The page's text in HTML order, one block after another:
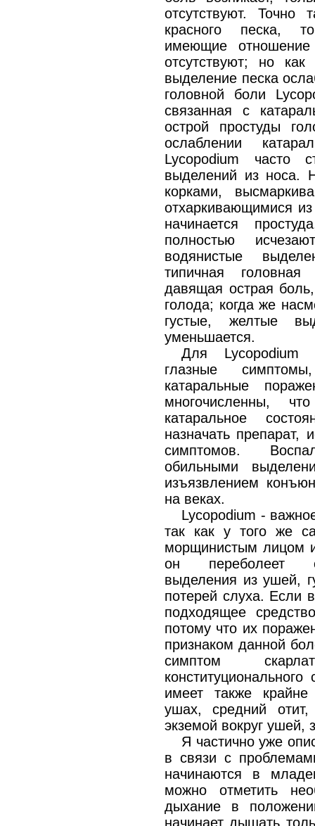
отсутствуют.
красного песка,
имеющие
отсутствуют; но как
выделение песка
головной боли
связанная с
острой простуды
ослаблении
Lycopodium часто
выделений из носа.
корками,
отхаркивающимися из
начинается
полностью
водянистые
типичная
давящая острая
голода; когда же
густые, желтые
уменьшается.
Для Lycopodium
глазные
катаральные
многочисленны,
катаральное
назначать препарат,
симптомов.
обильными
изъязвлением
на веках.
Lycopodium -
так как у того же
морщинистым лицом
он переболеет
выделения из ушей,
потерей слуха. Если
подходящее
потому что их
признаком данной
симптом
имеет также
ушах, средний
экземой вокруг ушей,
Я частично уже
в связи с
начинаются в
можно отметить
дыхание в
начинает дышать